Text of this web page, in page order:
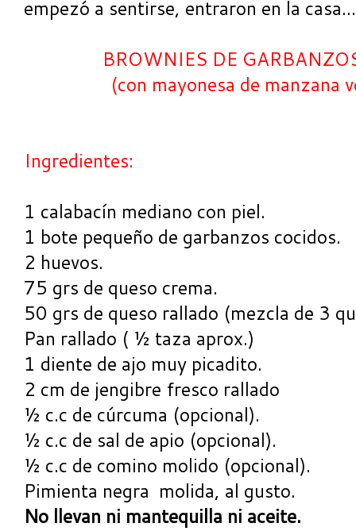
empezó a sentirse, entraron en la casa...
BROWNIES DE
(con mayonesa de manzana
Ingredientes:
1 calabacín mediano con piel.
1 bote pequeño de garbanzos cocidos.
2 huevos.
75 grs de queso crema.
50 grs de queso rallado (mezcla de 3
Pan rallado ( ½ taza aprox.)
1 diente de ajo muy picadito.
2 cm de jengibre fresco rallado
½ c.c de cúrcuma (opcional).
½ c.c de sal de apio (opcional).
½ c.c de comino molido (opcional).
Pimienta negra molida, al gusto.
No llevan ni mantequilla ni aceite.